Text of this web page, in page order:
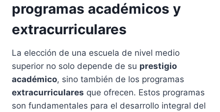
programas académicos y
extracurriculares
La elección de una escuela de nivel medio
superior no solo depende de su prestigio
académico, sino también de los programas
extracurriculares que ofrecen. Estos programas
son fundamentales para el desarrollo integral del